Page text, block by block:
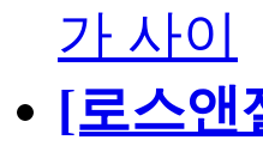
가 사이
[로스앤